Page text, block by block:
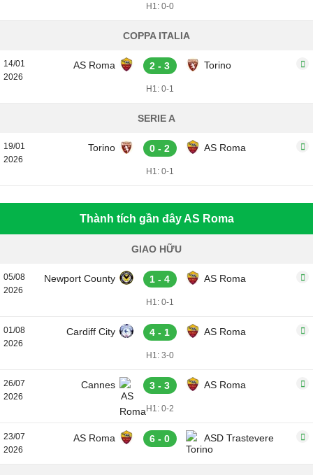
H1: 0-0
COPPA ITALIA
14/01
2026
AS Roma 2 - 3 Torino
H1: 0-1
SERIE A
19/01
2026
Torino 0 - 2 AS Roma
H1: 0-1
Thành tích gần đây AS Roma
GIAO HỮU
05/08
2026
Newport County 1 - 4 AS Roma
H1: 0-1
01/08
2026
Cardiff City 4 - 1 AS Roma
H1: 3-0
26/07
2026
Cannes 3 - 3 AS Roma
H1: 0-2
23/07
2026
AS Roma 6 - 0 ASD Trastevere